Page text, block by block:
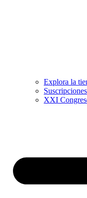
Explora la
Suscripciones
XXI